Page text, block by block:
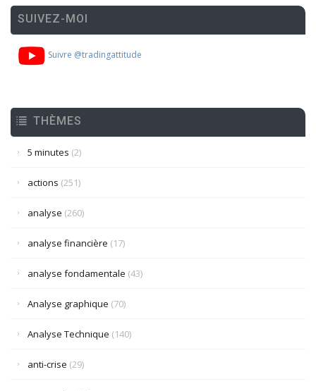
SUIVEZ-MOI
Suivre @tradingattitude
THÈMES
5 minutes (2)
actions (251)
analyse (260)
analyse financière (17)
analyse fondamentale (43)
Analyse graphique (70)
Analyse Technique (140)
anti-crise (29)